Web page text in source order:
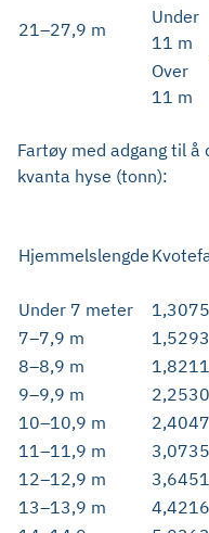
21–27,9 m
Under
11 m
Over
11 m
Fartøy med adgang til å
kvanta hyse (tonn):
Hjemmelslengde
Under 7 meter
1,3075
7–7,9 m
1,5293
8–8,9 m
1,8211
9–9,9 m
2,2530
10–10,9 m
2,4047
11–11,9 m
3,0735
12–12,9 m
3,6451
13–13,9 m
4,4216